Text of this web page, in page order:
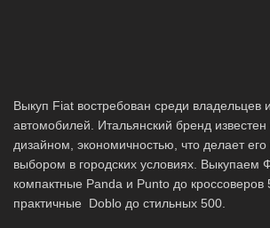
Выкуп Fiat востребован среди владельцев
автомобилей. Итальянский бренд
дизайном, экономичностью, что делает
выбором в городских условиях. Выкупаем
компактные Panda и Punto до кроссоверов
практичные Doblo до стильных 500.